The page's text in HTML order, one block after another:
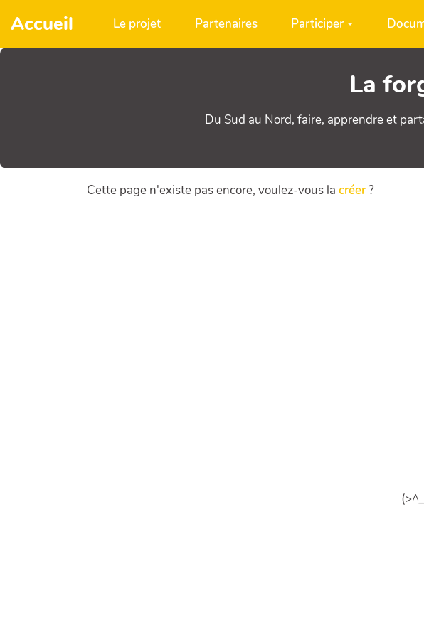
Aller au contenu principal
Accueil Le projet Partenaires Participer
La
Du Sud au Nord, faire, apprendre et
Cette page n'existe pas encore, voulez-vous la créer?